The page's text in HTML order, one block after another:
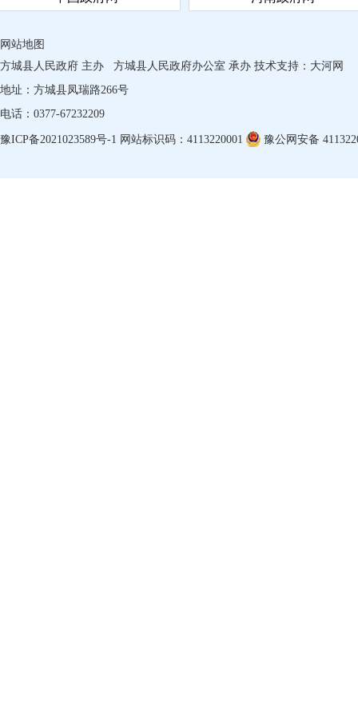
网站地图
方城县人民政府 主办
方城县人民政府办公室 承办 技术支持： 大河网
地址：方城县凤瑞路266号
电话：0377-67232209
豫ICP备2021023589号-1 网站标识码：4113220001 豫公网安备